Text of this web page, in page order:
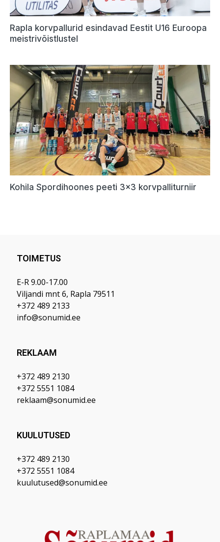
TOIMETUS
E-R 9.00-17.00
Viljandi mnt 6, Rapla 79511
+372 489 2133
info@sonumid.ee
REKLAAM
+372 489 2130
+372 5551 1084
reklaam@sonumid.ee
KUULUTUSED
+372 489 2130
+372 5551 1084
kuulutused@sonumid.ee